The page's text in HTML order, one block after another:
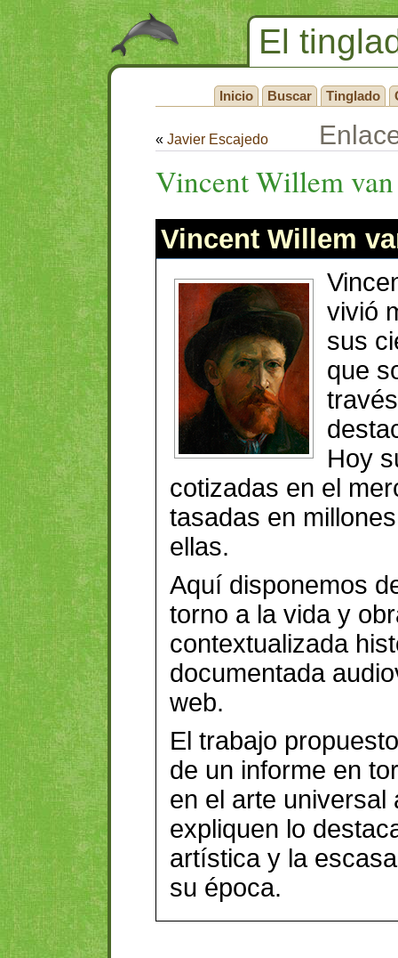
El
Inicio Buscar Tinglado
« Javier Escajedo
Vincent Willem
Vincent Willem
vivió
sus
que
Hoy
cotizadas en el
tasadas en
ellas.
Aquí disponemos
torno a la vida y
contextualizada
documentada
web.
El trabajo
de un informe en
en el arte universal
expliquen lo
artística y la
su época.